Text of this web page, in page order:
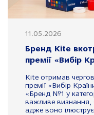
11.05.2026
Бренд Kite
премії «Вибір
Kite отримав
премії «Вибір
«Бренд №1 у
важливе визнання,
адже воно